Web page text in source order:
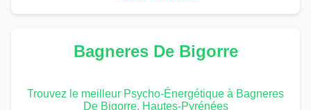
Bagneres De Bigorre
Trouvez le meilleur Psycho-Énergétique à Bagneres
De Bigorre, Hautes-Pyrénées